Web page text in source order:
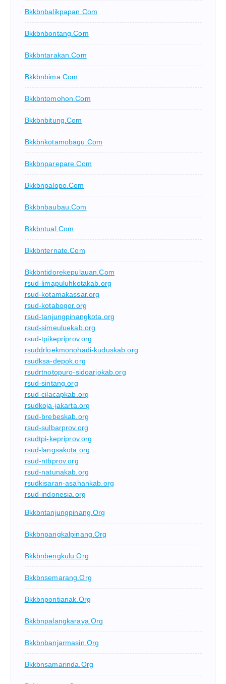
Bkkbnbalikpapan.com
Bkkbnbontang.com
Bkkbntarakan.com
Bkkbnbima.com
Bkkbntomohon.com
Bkkbnbitung.com
Bkkbnkotamobagu.com
Bkkbnparepare.com
Bkkbnpalopo.com
Bkkbnbaubau.com
Bkkbntual.com
Bkkbnternate.com
Bkkbntidorekepulauan.com
rsud-limapuluhkotakab.org
rsud-kotamakassar.org
rsud-kotabogor.org
rsud-tanjungpinangkota.org
rsud-simeuluekab.org
rsud-tpikepriprov.org
rsuddrloekmonohadi-kuduskab.org
rsudksa-depok.org
rsudrtnotopuro-sidoarjokab.org
rsud-sintang.org
rsud-cilacapkab.org
rsudkoja-jakarta.org
rsud-brebeskab.org
rsud-sulbarprov.org
rsudtpi-kepriprov.org
rsud-langsakota.org
rsud-ntbprov.org
rsud-natunakab.org
rsudkisaran-asahankab.org
rsud-indonesia.org
Bkkbntanjungpinang.org
Bkkbnpangkalpinang.org
Bkkbnbengkulu.org
Bkkbnsemarang.org
Bkkbnpontianak.org
Bkkbnpalangkaraya.org
Bkkbnbanjarmasin.org
Bkkbnsamarinda.org